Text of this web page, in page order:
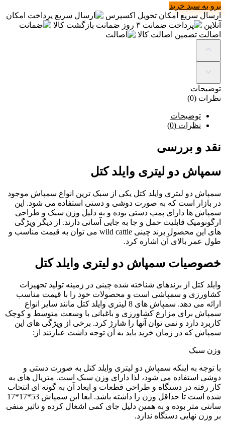
برو به سبد خرید
ارسال سریع امکان تحویل اکسپرس پرداخت امکان
آنلاین
ضمانت ۳ روز ضمانت بازگشت کالا
اصالت تضمین اصالت کالا
توضیحات
نظرات (0)
توضیحات
نظرات (0)
نقد و بررسی
سمپاش دو لیتری وایلد کتل
سمپاش دو لیتری وایلد کتل یکی از سبک ترین انواع سمپاش موجود
در بازار است که به صورت دوشی و دستی استفاده می شود. این
سمپاش ها دارای پمپ دستی بوده و به دلیل وزن سبک و طراحی
ارگونومیک قابلیت حمل و جا به جایی آسانی دارند. از دیگر ویژگی
های این محصول برند چینی wild cattle می توان به قیمت مناسب و
طول عمر بالای آن اشاره کرد.
خصوصیات سمپاش دو لیتری وایلد کتل
وایلد کتل از برندهای شناخته شده چینی در زمینه تولید تجهیزات
کشاورزی و سمپاشی است و محصولات خود را با قیمت مناسب
ارائه می دهد. سمپاش های 8 لیتری وایلد کتل مانند سایر انواع
سمپاش برای مزارع کشاورزی و باغبانی با وسعت متوسط و کوچک
کاربرد دارد و نمی توان آنها را شارژ کرد. برخی از ویژگی های این
سمپاش که در زمان خرید باید به آن توجه داشت عبارتند از:
وزن سبک
با توجه به اینکه سمپاش دو لیتری وایلد کتل به صورت دستی و
دوشی استفاده می شود، لذا دارای وزن سبک است. متریال های به
کار رفته در دستگاه و طراحی قطعات و ابعاد آن به گونه ای انتحاب
شده است تا حداقل وزن را داشته باشد. ابعا این سمپاش 53*17*17
سانتی متر بوده و به همین دلیل جای کمی اشغال کرده و تاثیر منفی
بر وزن نهایی دستگاه ندارد.